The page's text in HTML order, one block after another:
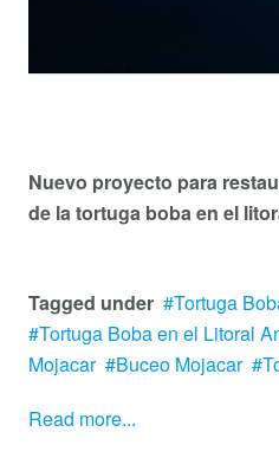
Nuevo proyecto para
de la tortuga boba en el
Tagged under Tortuga
Tortuga Boba en el Litoral
Mojacar
Buceo Mojacar
Read more...